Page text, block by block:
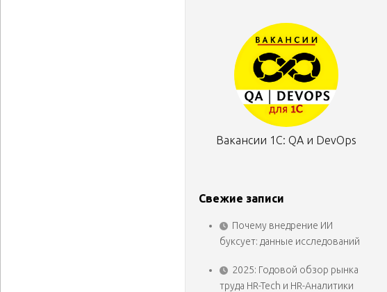
Вакансии 1С: QA и DevOps
Свежие записи
Почему внедрение ИИ
буксует: данные исследований
2025: Годовой обзор рынка
труда HR-Tech и HR-Аналитики